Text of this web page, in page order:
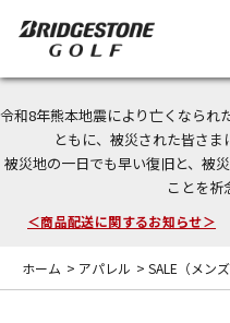
令和8年熊本地震により亡くなられ
ともに、被災された皆さま
被災地の一日でも早い復旧と、被
ことを祈
今なら新規会員登録で1,000円
＜商品配送に関するお知らせ＞
＜夏季休暇中のご注文・発送・お
ホーム > アパレル > SALE（メンズ